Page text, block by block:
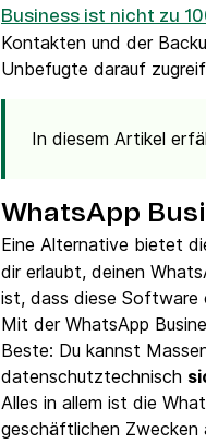
Business ist nicht zu
Kontakten und der
Unbefugte darauf
In diesem Artikel
WhatsApp
Eine Alternative bietet
dir erlaubt, deinen
ist, dass diese Software
Mit der WhatsApp
Beste: Du kannst
datenschutztechnisch
Alles in allem ist die
geschäftlichen Zwecken